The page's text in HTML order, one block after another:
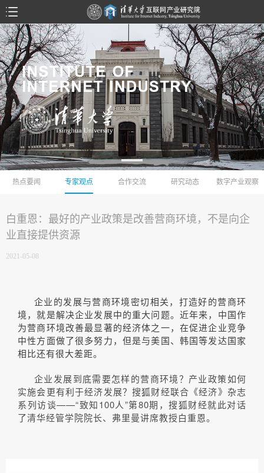
热点要闻 专家观点 合作交流 研究动态 数字产业观察
白重恩：最好的产业政策是改善营商环境，不是向企
业直接提供资源
2021-05-08
企业的发展与营商环境密切相关，打造好的营商环
境，就是解决企业发展中的重大问题。近年来，中国作
为营商环境改善最显著的经济体之一，在促进企业竞争
中性方面做了很多努力，但是与美国、韩国等发达国家
相比还有很大差距。
企业发展到底需要怎样的营商环境？产业政策如何
实施会更有利于经济发展？搜狐财经联合《经济》杂志
系列访谈——“致知100人”第80期，搜狐财经就此对话
了清华经管学院院长、弗里曼讲席教授白重恩。